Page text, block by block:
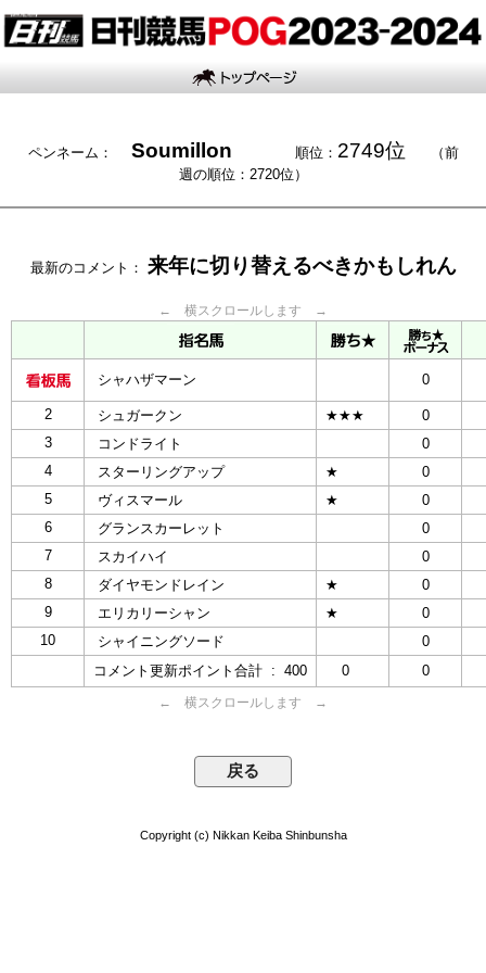
ペンネーム： Soumillon 順位： 2749位
（前
週の順位：2720位）
最新のコメント： 来年に切り替えるべきかもしれん
← 横スクロールします →
シャハザマーン 0
2 シュガークン ★★★
0
3
コンドライト
0
4
スターリングアップ ★
0
5
ヴィスマール ★
0
6
グランスカーレット
0
7
スカイハイ
0
8
ダイヤモンドレイン ★
0
9
エリカリーシャン ★
0
10
シャイニングソード
0
コメント更新ポイント合計 : 400
0 0
← 横スクロールします →
Copyright (c) Nikkan Keiba Shinbunsha